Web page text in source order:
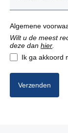
Algemene
Wilt u de meest
deze dan hier
Ik ga akkoord
Verzenden